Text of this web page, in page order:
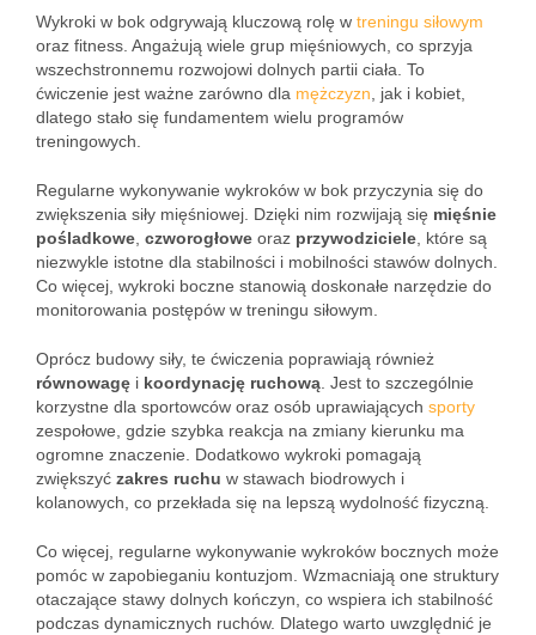
Wykroki w bok odgrywają kluczową rolę w treningu siłowym
oraz fitness. Angażują wiele grup mięśniowych, co sprzyja
wszechstronnemu rozwojowi dolnych partii ciała. To
ćwiczenie jest ważne zarówno dla mężczyzn , jak i kobiet,
dlatego stało się fundamentem wielu programów
treningowych.
Regularne wykonywanie wykroków w bok przyczynia się do
zwiększenia siły mięśniowej. Dzięki nim rozwijają się mięśnie
pośladkowe czworogłowe oraz przywodziciele , które są
niezwykle istotne dla stabilności i mobilności stawów dolnych.
Co więcej, wykroki boczne stanowią doskonałe narzędzie do
monitorowania postępów w treningu siłowym.
Oprócz budowy siły, te ćwiczenia poprawiają również
równowagę i koordynację ruchową . Jest to szczególnie
korzystne dla sportowców oraz osób uprawiających sporty
zespołowe, gdzie szybka reakcja na zmiany kierunku ma
ogromne znaczenie. Dodatkowo wykroki pomagają
zwiększyć zakres ruchu w stawach biodrowych i
kolanowych, co przekłada się na lepszą wydolność fizyczną.
Co więcej, regularne wykonywanie wykroków bocznych może
pomóc w zapobieganiu kontuzjom. Wzmacniają one struktury
otaczające stawy dolnych kończyn, co wspiera ich stabilność
podczas dynamicznych ruchów. Dlatego warto uwzględnić je